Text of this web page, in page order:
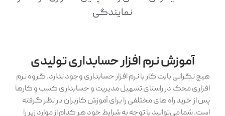
نمایندگی
آموزش نرم افزار حسابداری تولیدی
هیچ نگرانی بابت کار با نرم افزار حسابداری وجود ندارد. گروه نرم
افزاری محک در راستای تسهیل مدیریت و حسابداری کسب و کارها
پس از خرید راه های مختلفی را برای آموزش کاربران در نظر گرفته
است. شما می‌توانید با توجه به شرایط خود هر کدام از موارد زیر را